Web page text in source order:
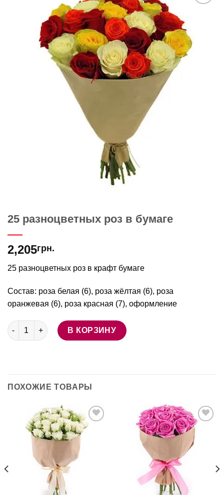
избранное
25 разноцветных роз в бумаге
2,205грн.
25 разноцветных роз в крафт бумаге
Состав: роза белая (6), роза жёлтая (6), роза
оранжевая (6), роза красная (7), оформление
Количество товара 25 разноцветных роз в бумаге
В КОРЗИНУ
ПОХОЖИЕ ТОВАРЫ
В
избранное
В
избранное